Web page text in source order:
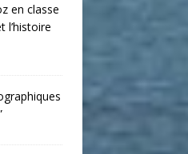
en classe
l’histoire